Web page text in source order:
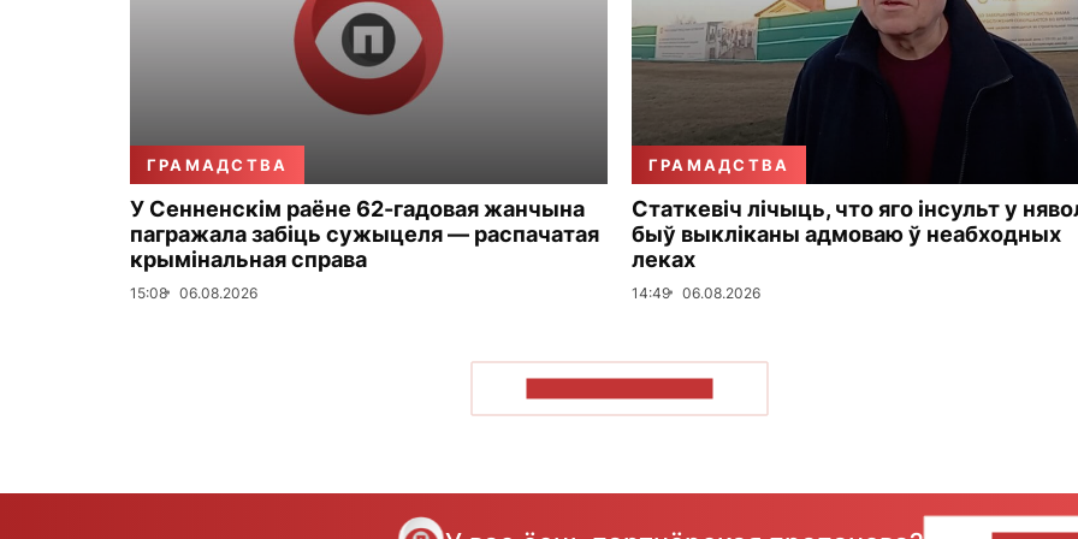
ГРАМАДСТВА
У Сенненскім раёне 62-гадовая жанчына
пагражала забіць сужыцеля — распачатая
крымінальная справа
15:08 06.08.2026
ГРАМАДСТВА
Статкевіч лічыць, что яго інсульт у
быў выкліканы адмоваю ў неабходных
леках
14:49 06.08.2026